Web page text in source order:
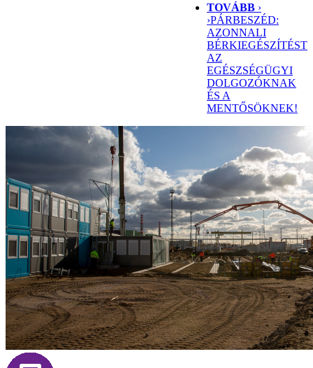
TOVÁBB ›
›PÁRBESZÉD:
AZONNALI
BÉRKIEGÉSZÍTÉST
AZ
EGÉSZSÉGÜGYI
DOLGOZÓKNAK
ÉS A
MENTŐSÖKNEK!